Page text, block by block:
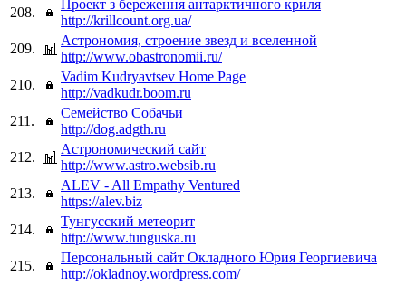
208.
Проект з береження антарктичного криля
http://krillcount.org.ua/
209.
Астрономия, строение звезд и вселенной
http://www.obastronomii.ru/
210.
Vadim Kudryavtsev Home Page
http://vadkudr.boom.ru
211.
Семейство Собачьи
http://dog.adgth.ru
212.
Астрономический сайт
http://www.astro.websib.ru
213.
ALEV - All Empathy Ventured
https://alev.biz
214.
Тунгусский метеорит
http://www.tunguska.ru
215.
Персональный сайт Окладного Юрия Георгиевича
http://okladnoy.wordpress.com/